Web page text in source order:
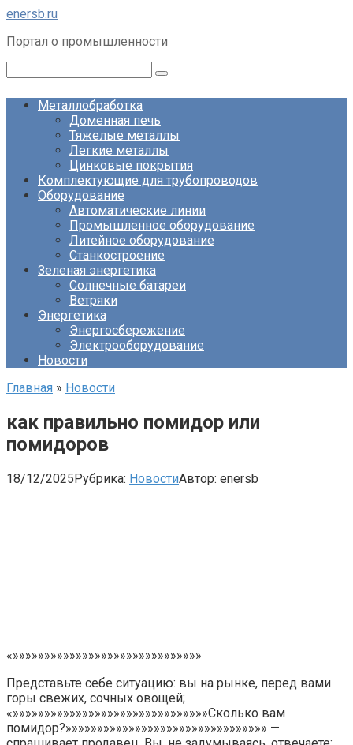
Перейти
контенту
enersb.ru
Портал о промышленности
Металлобработка
Доменная печь
Тяжелые металлы
Легкие металлы
Цинковые покрытия
Комплектующие для трубопроводов
Оборудование
Автоматические линии
Промышленное оборудование
Литейное оборудование
Станкостроение
Зеленая энергетика
Солнечные батареи
Ветряки
Энергетика
Энергосбережение
Электрооборудование
Новости
Главная » Новости
как правильно помидор или
помидоров
18/12/2025Рубрика: НовостиАвтор: enersb
«»»»»»»»»»»»»»»»»»»»»»»»»»»»»»»
Представьте себе ситуацию: вы на рынке, перед вами
горы свежих, сочных овощей;
«»»»»»»»»»»»»»»»»»»»»»»»»»»»»»»»Сколько вам
помидор?»»»»»»»»»»»»»»»»»»»»»»»»»»»»»»»» —